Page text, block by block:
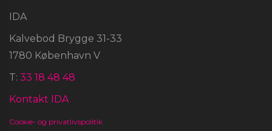
IDA
Kalvebod Brygge 31-33
1780 København V
T: 33 18 48 48
Kontakt IDA
Cookie- og privatlivspolitik